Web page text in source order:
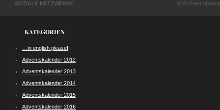
SOZIALE NETZWERKE RSS-Feed
KATEGORIEN
…in english please!
Adventskalender 2012
Adventskalender 2013
Adventskalender 2014
Adventskalender 2015
Adventskalender 2016